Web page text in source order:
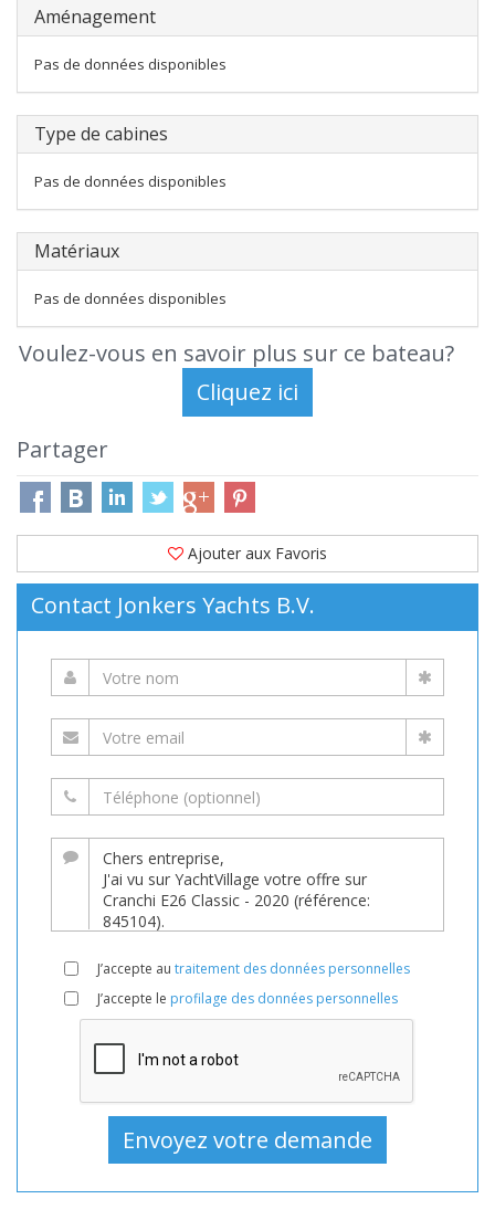
Aménagement
Pas de données disponibles
Type de cabines
Pas de données disponibles
Matériaux
Pas de données disponibles
Voulez-vous en savoir plus sur ce bateau?
Partager
Ajouter aux Favoris
Contact Jonkers Yachts B.V.
J’accepte au traitement des données personnelles
J’accepte le profilage des données personnelles